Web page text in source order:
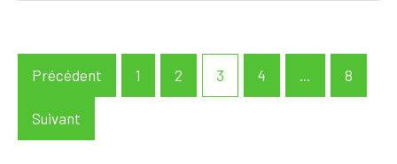
Pagination
des
publications
Précédent 1 2 3 4 … 8
Suivant